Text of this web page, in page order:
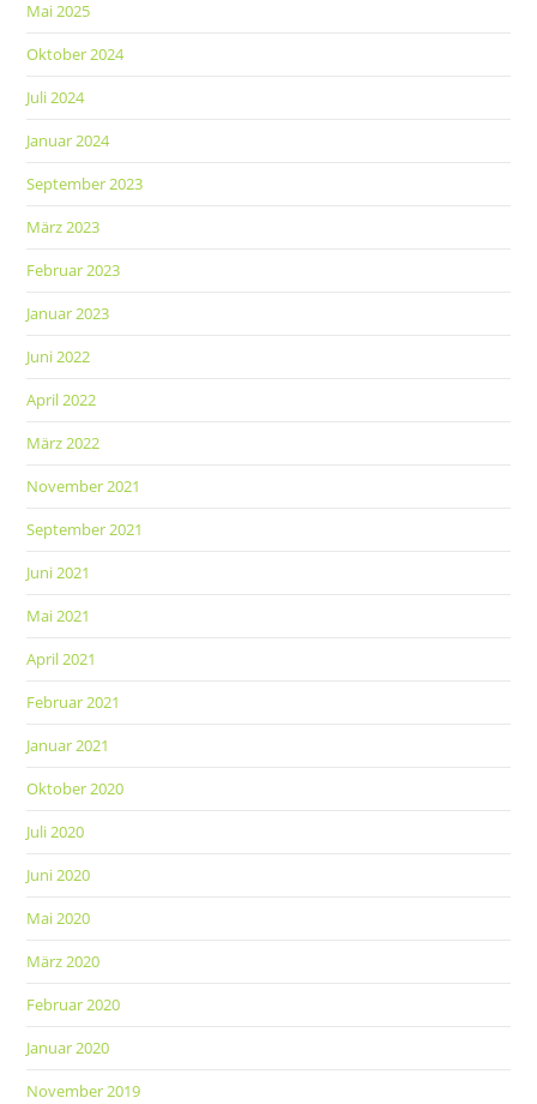
Mai 2025
Oktober 2024
Juli 2024
Januar 2024
September 2023
März 2023
Februar 2023
Januar 2023
Juni 2022
April 2022
März 2022
November 2021
September 2021
Juni 2021
Mai 2021
April 2021
Februar 2021
Januar 2021
Oktober 2020
Juli 2020
Juni 2020
Mai 2020
März 2020
Februar 2020
Januar 2020
November 2019